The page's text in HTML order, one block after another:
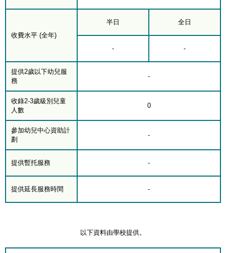
收費水平 (全年)
半日 全日
- -
提供2歲以下幼兒服
務
-
收錄2-3歲級別兒童
人數
0
參加幼兒中心資助計
劃
-
提供暫托服務 -
提供延長服務時間 -
以下資料由學校提供。